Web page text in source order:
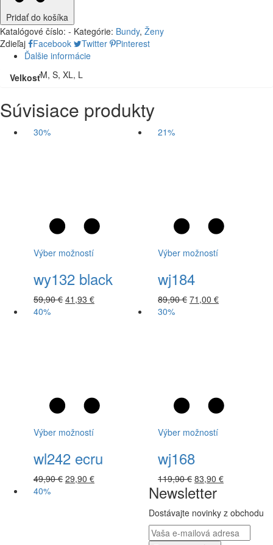
Pridať do košíka
Katalógové číslo: - Kategórie: Bundy, Ženy
Zdieľaj
Facebook Twitter
Pinterest
Ďalšie informácie
VelkosťM, S, XL, L
Súvisiace produkty
30%
Výber možností
wy132 black
59,90€ 41,93 €
21%
Výber možností
wj184
89,90€ 71,00 €
40%
Výber možností
wl242 ecru
49,90€ 29,90 €
30%
Výber možností
wj168
119,90€ 83,90 €
40%
Newsletter
Dostávajte novinky z obchodu